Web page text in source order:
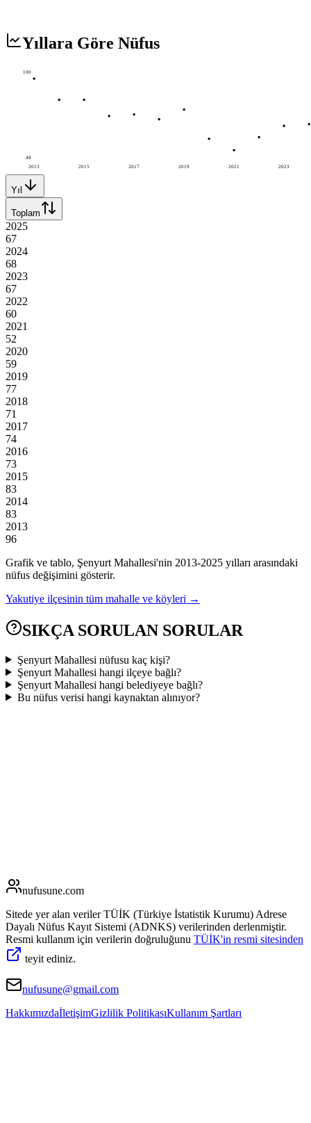
Yıllara Göre Nüfus
2013 2015 2017 2019 2021 2023
100
48
Yıl
Toplam
2025
67
2024
68
2023
67
2022
60
2021
52
2020
59
2019
77
2018
71
2017
74
2016
73
2015
83
2014
83
2013
96
Grafik ve tablo, Şenyurt Mahallesi'nin 2013-2025 yılları arasındaki
nüfus değişimini gösterir.
Yakutiye ilçesinin tüm mahalle ve köyleri →
SIKÇA SORULAN SORULAR
Şenyurt Mahallesi nüfusu kaç kişi?
Şenyurt Mahallesi hangi ilçeye bağlı?
Şenyurt Mahallesi hangi belediyeye bağlı?
Bu nüfus verisi hangi kaynaktan alınıyor?
nufusune.com
Sitede yer alan veriler TÜİK (Türkiye İstatistik Kurumu) Adrese
Dayalı Nüfus Kayıt Sistemi (ADNKS) verilerinden derlenmiştir.
Resmi kullanım için verilerin doğruluğunu TÜİK'in resmi sitesinden
teyit ediniz.
nufusune@gmail.com
HakkımızdaİletişimGizlilik PolitikasıKullanım Şartları